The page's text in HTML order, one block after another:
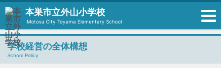
本巣市立外山小学校
Motosu CIty Toyama Elementary School
学校経営の全体構想
School Policy